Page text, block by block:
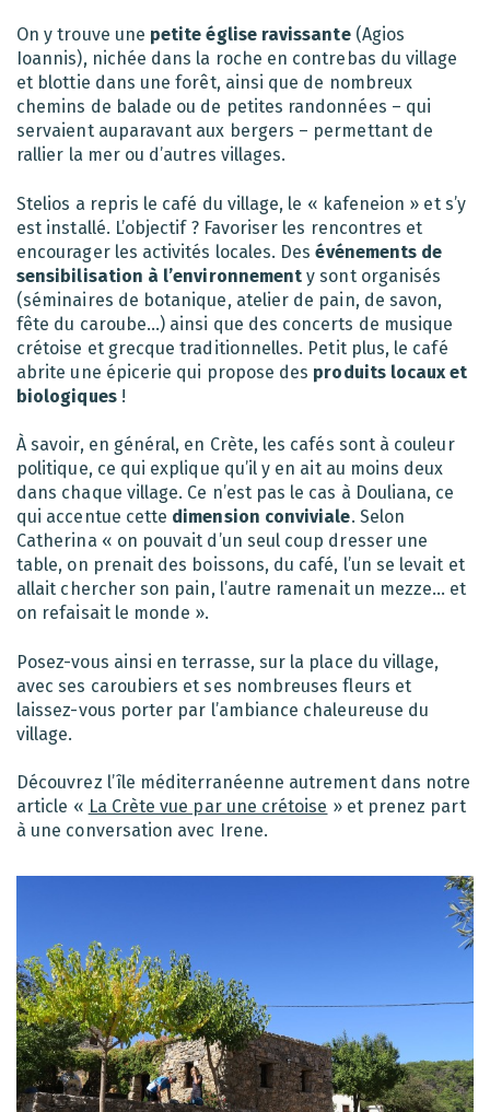
On y trouve une petite église ravissante(Agios
Ioannis), nichée dans la roche en contrebas du village
et blottie dans une forêt, ainsi que de nombreux
chemins de balade ou de petites randonnées – qui
servaient auparavant aux bergers – permettant de
rallier la mer ou d’autres villages.
Stelios a repris le café du village, le « kafeneion » et s’y
est installé. L’objectif ? Favoriser les rencontres et
encourager les activités locales. Desévénements de
sensibilisation à l’environnement y sont organisés
(séminaires de botanique, atelier de pain, de savon,
fête du caroube…) ainsi que des concerts de musique
crétoise et grecque traditionnelles. Petit plus, le café
abrite une épicerie qui propose des produits locaux et
biologiques!
À savoir, en général, en Crète, les cafés sont à couleur
politique, ce qui explique qu’il y en ait au moins deux
dans chaque village. Ce n’est pas le cas à Douliana, ce
qui accentue cette dimension conviviale. Selon
Catherina « on pouvait d’un seul coup dresser une
table, on prenait des boissons, du café, l’un se levait et
allait chercher son pain, l’autre ramenait un mezze… et
on refaisait le monde ».
Posez-vous ainsi en terrasse, sur la place du village,
avec ses caroubiers et ses nombreuses fleurs et
laissez-vous porter par l’ambiance chaleureuse du
village.
Découvrez l’île méditerranéenne autrement dans notre
article « La Crète vue par une crétoise » et prenez part
à une conversation avec Irene.